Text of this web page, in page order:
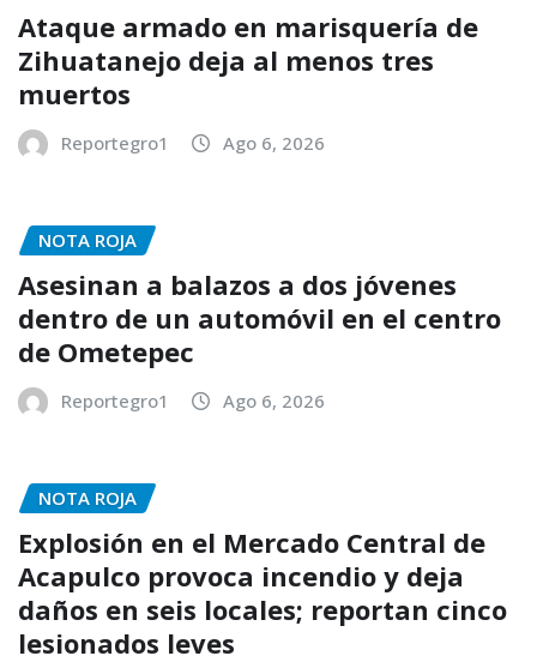
Ataque armado en marisquería de
Zihuatanejo deja al menos tres
muertos
Reportegro1 Ago 6, 2026
NOTA ROJA
Asesinan a balazos a dos jóvenes
dentro de un automóvil en el centro
de Ometepec
Reportegro1 Ago 6, 2026
NOTA ROJA
Explosión en el Mercado Central de
Acapulco provoca incendio y deja
daños en seis locales; reportan cinco
lesionados leves